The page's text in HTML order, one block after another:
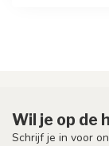
Wil je op de
Schrijf je in voor